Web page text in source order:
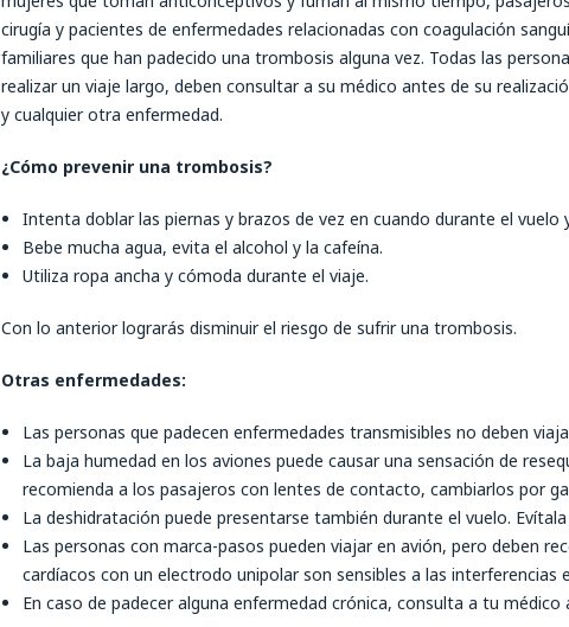
cirugía y pacientes de enfermedades relacionadas con coagulación
familiares que han padecido una trombosis alguna vez. Todas las
realizar un viaje largo, deben consultar a su médico antes de su
y cualquier otra enfermedad.
¿Cómo prevenir una trombosis?
Intenta doblar las piernas y brazos de vez en cuando durante el vuelo
Bebe mucha agua, evita el alcohol y la cafeína.
Utiliza ropa ancha y cómoda durante el viaje.
Con lo anterior lograrás disminuir el riesgo de sufrir una trombosis.
Otras enfermedades:
Las personas que padecen enfermedades transmisibles no deben
La baja humedad en los aviones puede causar una sensación de
recomienda a los pasajeros con lentes de contacto, cambiarlos por
La deshidratación puede presentarse también durante el vuelo.
Las personas con marca-pasos pueden viajar en avión, pero deben
cardíacos con un electrodo unipolar son sensibles a las interferencias
En caso de padecer alguna enfermedad crónica, consulta a tu médico